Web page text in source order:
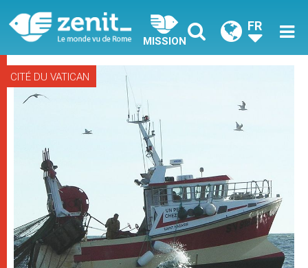
MISSION
FR
CITÉ DU VATICAN